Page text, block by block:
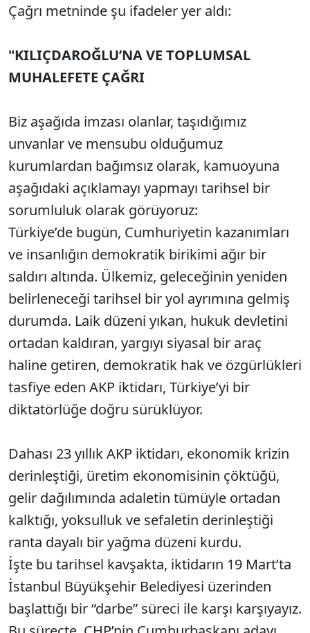
Çağrı metninde şu ifadeler yer aldı:
"KILIÇDAROĞLU’NA VE TOPLUMSAL
MUHALEFETE ÇAĞRI
Biz aşağıda imzası olanlar, taşıdığımız
unvanlar ve mensubu olduğumuz
kurumlardan bağımsız olarak, kamuoyuna
aşağıdaki açıklamayı yapmayı tarihsel bir
sorumluluk olarak görüyoruz:
Türkiye’de bugün, Cumhuriyetin kazanımları
ve insanlığın demokratik birikimi ağır bir
saldırı altında. Ülkemiz, geleceğinin yeniden
belirleneceği tarihsel bir yol ayrımına gelmiş
durumda. Laik düzeni yıkan, hukuk devletini
ortadan kaldıran, yargıyı siyasal bir araç
haline getiren, demokratik hak ve özgürlükleri
tasfiye eden AKP iktidarı, Türkiye’yi bir
diktatörlüğe doğru sürüklüyor.
Dahası 23 yıllık AKP iktidarı, ekonomik krizin
derinleştiği, üretim ekonomisinin çöktüğü,
gelir dağılımında adaletin tümüyle ortadan
kalktığı, yoksulluk ve sefaletin derinleştiği
ranta dayalı bir yağma düzeni kurdu.
İşte bu tarihsel kavşakta, iktidarın 19 Mart’ta
İstanbul Büyükşehir Belediyesi üzerinden
başlattığı bir “darbe” süreci ile karşı karşıyayız.